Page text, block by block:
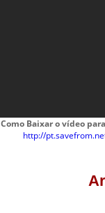
Como Baixar o vídeo
http://